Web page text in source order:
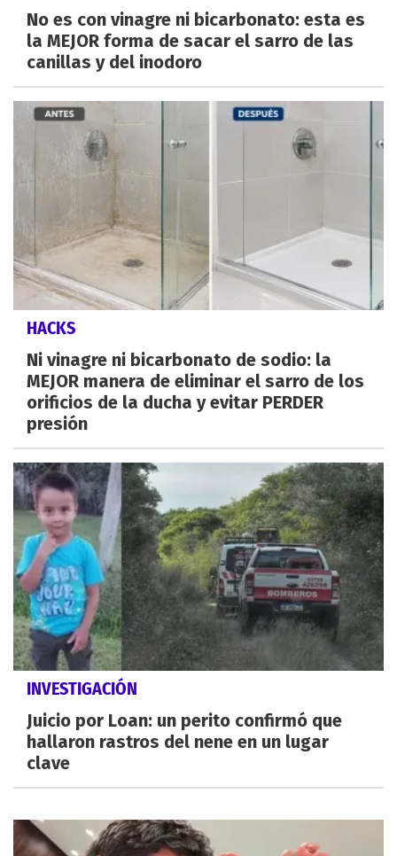
No es con vinagre ni bicarbonato: esta es
la MEJOR forma de sacar el sarro de las
canillas y del inodoro
HACKS
Ni vinagre ni bicarbonato de sodio: la
MEJOR manera de eliminar el sarro de los
orificios de la ducha y evitar PERDER
presión
INVESTIGACIÓN
Juicio por Loan: un perito confirmó que
hallaron rastros del nene en un lugar
clave